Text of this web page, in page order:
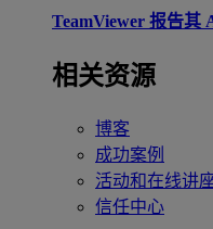
TeamViewer 报告其
相关资源
博客
成功案例
活动和在线讲
信任中心